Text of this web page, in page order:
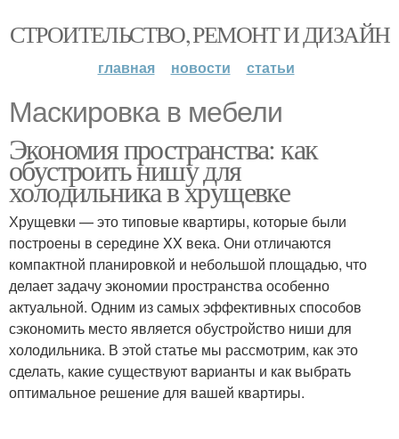
СТРОИТЕЛЬСТВО, РЕМОНТ И ДИЗАЙН
главная новости статьи
Маскировка в мебели
Экономия пространства: как
обустроить нишу для
холодильника в хрущевке
Хрущевки — это типовые квартиры, которые были
построены в середине XX века. Они отличаются
компактной планировкой и небольшой площадью, что
делает задачу экономии пространства особенно
актуальной. Одним из самых эффективных способов
сэкономить место является обустройство ниши для
холодильника. В этой статье мы рассмотрим, как это
сделать, какие существуют варианты и как выбрать
оптимальное решение для вашей квартиры.